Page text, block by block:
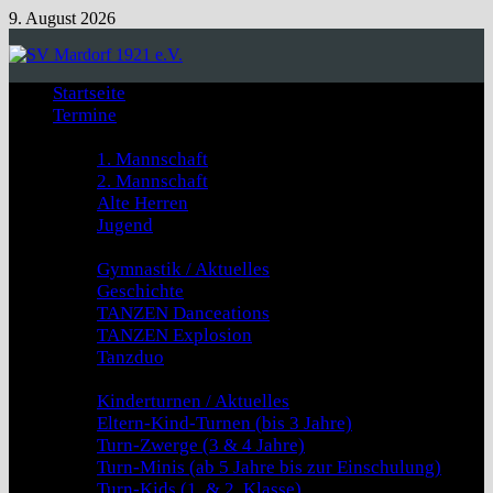
Zum
springen
9. August 2026
Startseite
Termine
1. Mannschaft
2. Mannschaft
Alte Herren
Jugend
Gymnastik / Aktuelles
Geschichte
TANZEN Danceations
TANZEN Explosion
Tanzduo
Kinderturnen / Aktuelles
Eltern-Kind-Turnen (bis 3 Jahre)
Turn-Zwerge (3 & 4 Jahre)
Turn-Minis (ab 5 Jahre bis zur Einschulung)